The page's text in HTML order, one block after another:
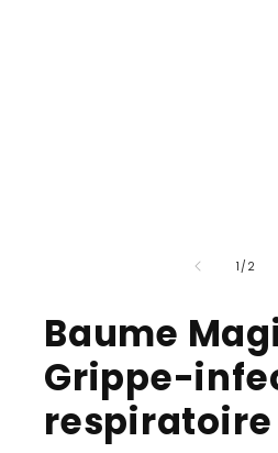
1 /of2
Baume
Grippe-
respiratoire